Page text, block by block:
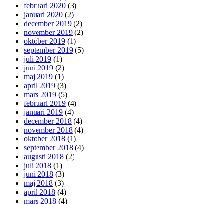
februari 2020 (3)
januari 2020 (2)
december 2019 (2)
november 2019 (2)
oktober 2019 (1)
september 2019 (5)
juli 2019 (1)
juni 2019 (2)
maj 2019 (1)
april 2019 (3)
mars 2019 (5)
februari 2019 (4)
januari 2019 (4)
december 2018 (4)
november 2018 (4)
oktober 2018 (1)
september 2018 (4)
augusti 2018 (2)
juli 2018 (1)
juni 2018 (3)
maj 2018 (3)
april 2018 (4)
mars 2018 (4)